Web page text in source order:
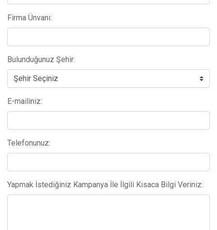
Firma Ünvanı:
Bulunduğunuz Şehir:
E-mailiniz:
Telefonunuz:
Yapmak İstediğiniz Kampanya İle İlgili Kısaca Bilgi Veriniz: